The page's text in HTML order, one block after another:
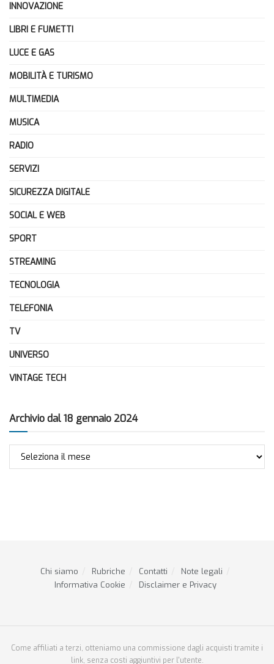
INNOVAZIONE
LIBRI E FUMETTI
LUCE E GAS
MOBILITÀ E TURISMO
MULTIMEDIA
MUSICA
RADIO
SERVIZI
SICUREZZA DIGITALE
SOCIAL E WEB
SPORT
STREAMING
TECNOLOGIA
TELEFONIA
TV
UNIVERSO
VINTAGE TECH
Archivio dal 18 gennaio 2024
Archivio
Chi siamo Rubriche Contatti
Note legali
Informativa Cookie
Disclaimer e Privacy
Come affiliati a terzi, otteniamo una commissione dagli acquisti tramite i
link, senza costi aggiuntivi per l'utente.